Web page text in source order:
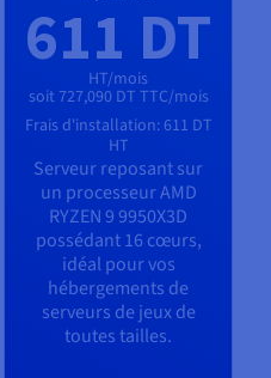
611 DT
HT/mois
soit 727,090 DT TTC/mois
Frais d'installation: 611 DT
HT
Serveur reposant sur
un processeurAMD
RYZEN 9 9950X3D
possédant16 cœurs,
idéal pour vos
hébergements de
serveurs de jeux de
toutes tailles.